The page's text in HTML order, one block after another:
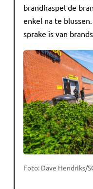
brandhaspel de
enkel na te
sprake is van
Foto: Dave Hendriks/